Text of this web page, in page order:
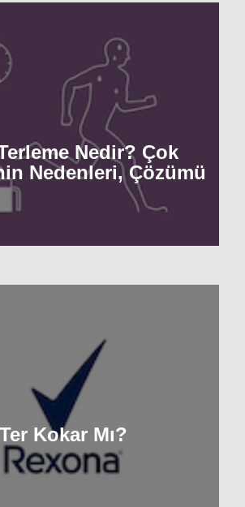
Nedir? Çok
Nedenleri, Çözümü
Ter Kokar Mı?